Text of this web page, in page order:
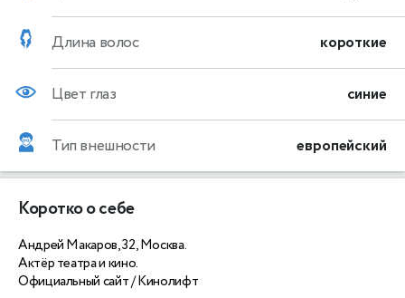
Длина волос короткие
Цвет глаз синие
Тип внешности европейский
Коротко о себе
Андрей Макаров, 32, Москва.
Актёр театра и кино.
Официальный сайт / Кинолифт